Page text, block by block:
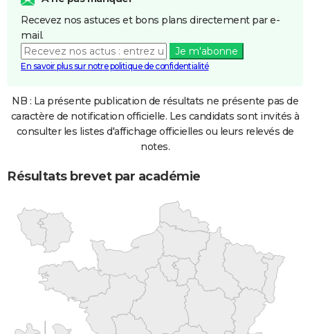
Recevez nos astuces et bons plans directement par e-
mail.
Je m'abonne
En savoir plus sur notre politique de confidentialité
NB : La présente publication de résultats ne présente pas de
caractère de notification officielle. Les candidats sont invités à
consulter les listes d'affichage officielles ou leurs relevés de
notes.
Résultats brevet par académie